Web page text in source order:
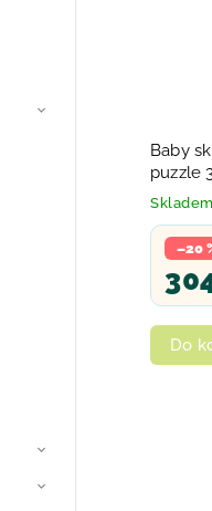
Baby
puzzle
miminko
Skladem
–20
Do